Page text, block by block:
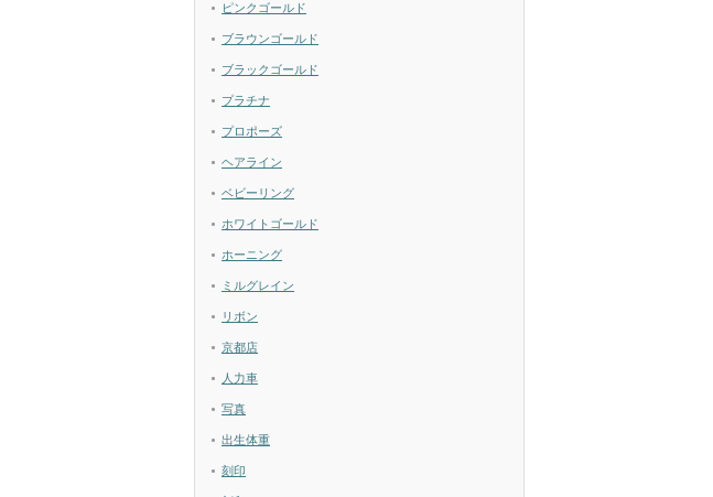
ピンクゴールド
ブラウンゴールド
ブラックゴールド
プラチナ
プロポーズ
ヘアライン
ベビーリング
ホワイトゴールド
ホーニング
ミルグレイン
リボン
京都店
人力車
写真
出生体重
刻印